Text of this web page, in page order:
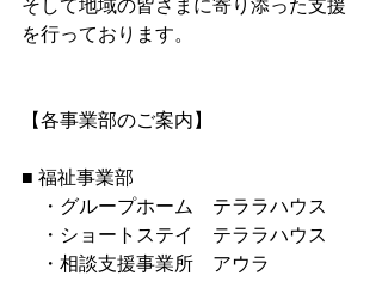
そして地域の皆さまに寄り添った支援
を行っております。
【各事業部のご案内】
■ 福祉事業部
・グループホーム　テララハウス
・ショートステイ　テララハウス
・相談支援事業所　アウラ